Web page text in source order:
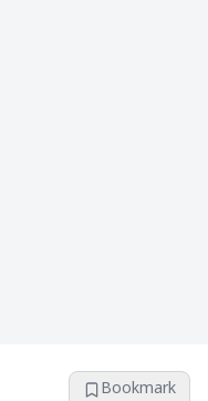
Bookmark